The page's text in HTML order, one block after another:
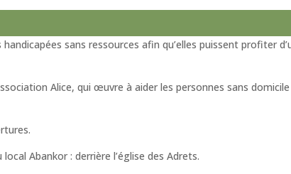
sans ressources afin qu’elles puissent profiter
Alice, qui œuvre à aider les personnes sans
local Abankor : derrière l’église des Adrets.